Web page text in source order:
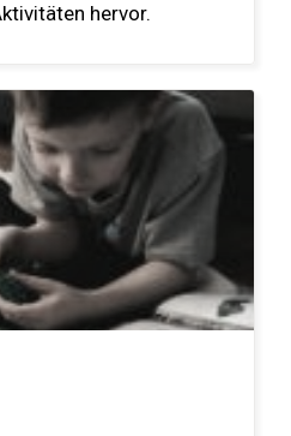
hervor.